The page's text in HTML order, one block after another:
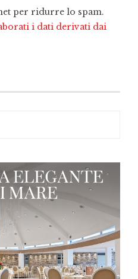
per ridurre lo spam.
i dati derivati dai